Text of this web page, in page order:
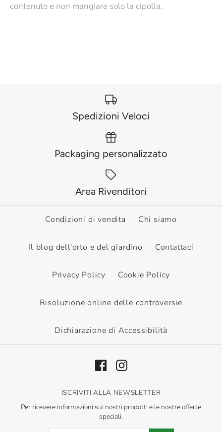
contenuto e non mangiare solo la cipolla.
Spedizioni Veloci
Packaging personalizzato
Area Rivenditori
Condizioni di vendita Chi siamo
Il blog dell'orto e del giardino Contattaci
Privacy Policy Cookie Policy
Risoluzione online delle controversie
Dichiarazione di Accessibilità
ISCRIVITI ALLA NEWSLETTER
Per ricevere informazioni sui nostri prodotti e le nostre offerte
speciali.